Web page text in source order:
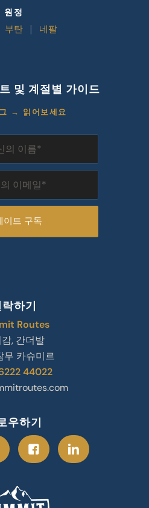
원정
부탄 네팔
및 계절별 가이드
→ 읽어보세요
하기
Routes
, 간더발
무 카슈미르
44022
우하기